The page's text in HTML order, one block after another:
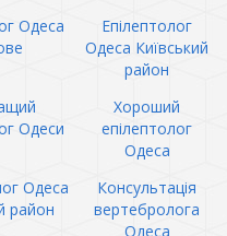
Одеса
Епілептолог
Одеса Київський
район
Одеси
Хороший
епілептолог
Одеса
Одеса
район
Консультація
вертебролога
Одеса